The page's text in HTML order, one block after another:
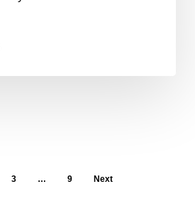
3 … 9 Next